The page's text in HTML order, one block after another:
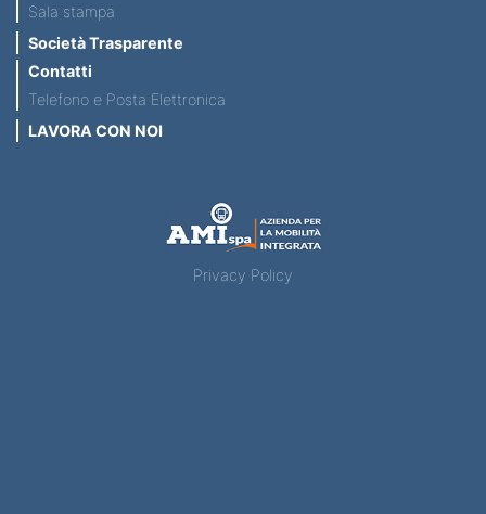
Sala stampa
Società Trasparente
Contatti
Telefono e Posta Elettronica
LAVORA CON NOI
Privacy Policy